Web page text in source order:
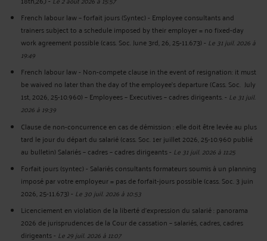
French labour law – forfait jours (Syntec) - Employee consultants and
trainers subject to a schedule imposed by their employer = no fixed-day
work agreement possible (cass. Soc. June 3rd, 26, 25-11.673)- Le 31 juil. 2026 à
19:49
French labour law - Non-compete clause in the event of resignation: it must
be waived no later than the day of the employee's departure (Cass. Soc. July
1st, 2026, 25-10.960) – Employees – Executives – cadres dirigeants.- Le 31 juil.
2026 à 19:39
Clause de non-concurrence en cas de démission : elle doit être levée au plus
tard le jour du départ du salarié (cass. Soc. 1er juillet 2026, 25-10.960 publié
au bulletin) Salariés – cadres – cadres dirigeants- Le 31 juil. 2026 à 11:25
Forfait jours (syntec) - Salariés consultants formateurs soumis à un planning
imposé par votre employeur = pas de forfait-jours possible (cass. Soc. 3 juin
2026, 25-11.673)- Le 30 juil. 2026 à 10:53
Licenciement en violation de la liberté d’expression du salarié : panorama
2026 de jurisprudences de la Cour de cassation – salariés, cadres, cadres
dirigeants- Le 29 juil. 2026 à 11:07